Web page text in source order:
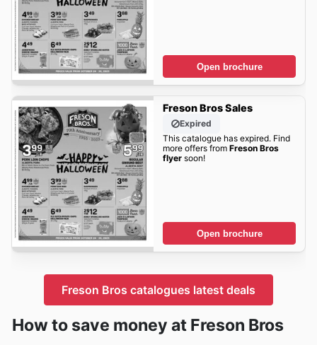
Open brochure
Freson Bros Sales
Expired
This catalogue has expired. Find
more offers from Freson Bros
flyersoon!
Open brochure
Freson Bros catalogues latest deals
How to save money at Freson Bros